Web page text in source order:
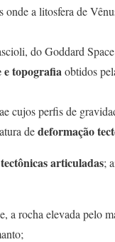
onde a litosfera de
do Goddard
e topografiaobtidos
cujos perfis de
dedeformação
articuladas;
a rocha elevada pelo